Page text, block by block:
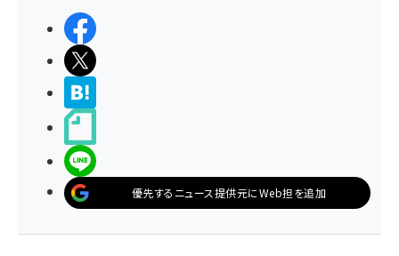
優先するニュース提供元にWeb担を追加